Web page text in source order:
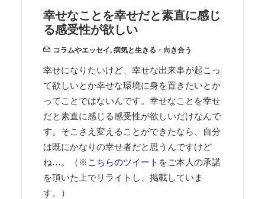
幸せなことを幸せだと素直に感じ
る感受性が欲しい
コラムやエッセイ, 病気と生きる・向き合う
幸せになりたいけど、幸せな出来事が起こっ
て欲しいとか幸せな環境に身を置きたいとか
ってことではないんです。幸せなことを幸せ
だと素直に感じる感受性が欲しいだけなんで
す。そこさえ変えることができたなら、自分
は既にかなりの幸せ者だと思うんですけど
ね…。（※ こちらのツイート をご本人の承諾
を頂いた上でリライトし、掲載していま
す。）